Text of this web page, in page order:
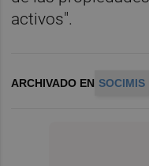
activos".
ARCHIVADO EN SOCIMIS